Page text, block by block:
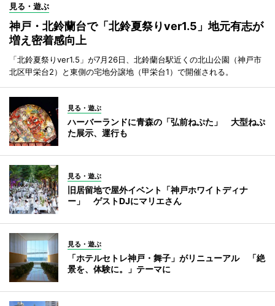
見る・遊ぶ
神戸・北鈴蘭台で「北鈴夏祭りver1.5」地元有志が
増え密着感向上
「北鈴夏祭りver1.5」が7月26日、北鈴蘭台駅近くの北山公園（神戸市
北区甲栄台2）と東側の宅地分譲地（甲栄台1）で開催される。
見る・遊ぶ
ハーバーランドに青森の「弘前ねぷた」 大型ねぷ
た展示、運行も
見る・遊ぶ
旧居留地で屋外イベント「神戸ホワイトディナ
ー」 ゲストDJにマリエさん
見る・遊ぶ
「ホテルセトレ神戸・舞子」がリニューアル 「絶
景を、体験に。」テーマに